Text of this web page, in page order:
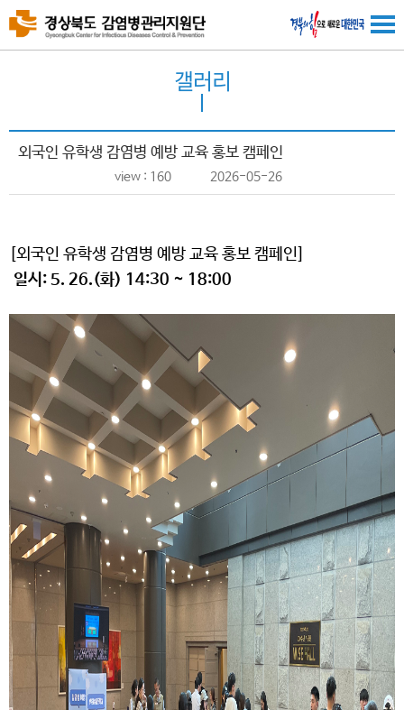
갤러리
외국인 유학생 감염병 예방 교육 홍보 캠페인
view : 160 2026-05-26
외국인 유학생 감염병 예방 교육 홍보 캠페인
일시 : 5. 26.(화) 14:30 ~ 18:00